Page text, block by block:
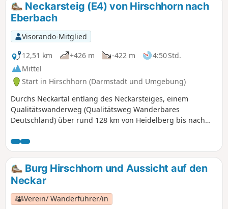
Neckarsteig (E4) von Hirschhorn nach
Eberbach
Visorando-Mitglied
12,51 km
+426 m -422 m
4:50 Std.
Mittel
Start in Hirschhorn (Darmstadt und Umgebung)
Durchs Neckartal entlang des Neckarsteiges, einem
Qualitätswanderweg (Qualitätsweg Wanderbares
Deutschland) über rund 128 km von Heidelberg bis nach
Mehrtages- oder Tagestour erwandern. Diese Etappe führt
Dich von Hirschhorn nach Eberbach.
Burg Hirschhorn und Aussicht auf den
Neckar
Verein/ Wanderführer/in